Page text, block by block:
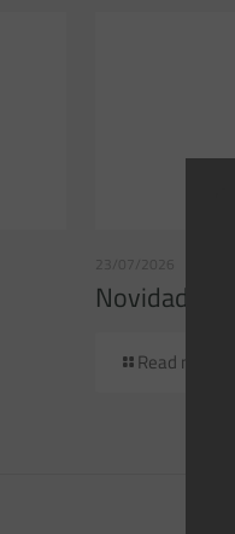
23/07/2026
Novidades
Read more